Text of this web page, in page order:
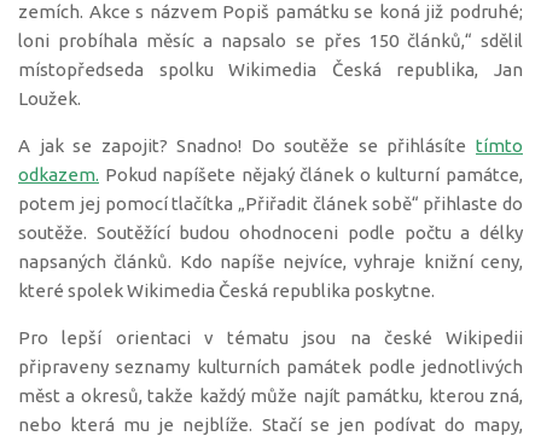
zemích. Akce s názvem Popiš památku se koná již podruhé;
loni probíhala měsíc a napsalo se přes 150 článků,“ sdělil
místopředseda spolku Wikimedia Česká republika, Jan
Loužek.
A jak se zapojit? Snadno! Do soutěže se přihlásíte tímto
odkazem. Pokud napíšete nějaký článek o kulturní památce,
potem jej pomocí tlačítka „Přiřadit článek sobě“ přihlaste do
soutěže. Soutěžící budou ohodnoceni podle počtu a délky
napsaných článků. Kdo napíše nejvíce, vyhraje knižní ceny,
které spolek Wikimedia Česká republika poskytne.
Pro lepší orientaci v tématu jsou na české Wikipedii
připraveny seznamy kulturních památek podle jednotlivých
měst a okresů, takže každý může najít památku, kterou zná,
nebo která mu je nejblíže. Stačí se jen podívat do mapy,